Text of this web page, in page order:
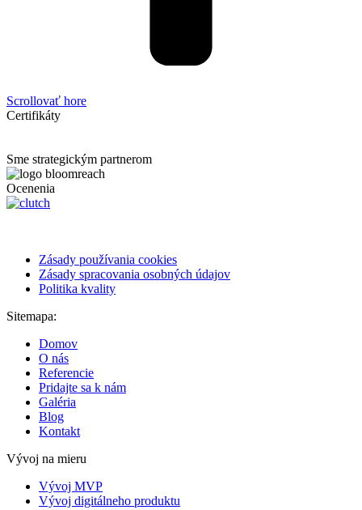
Scrollovať hore
Certifikáty
Sme strategickým partnerom
Ocenenia
Zásady používania cookies
Zásady spracovania osobných údajov
Politika kvality
Sitemapa:
Domov
O nás
Referencie
Pridajte sa k nám
Galéria
Blog
Kontakt
Vývoj na mieru
Vývoj MVP
Vývoj digitálneho produktu